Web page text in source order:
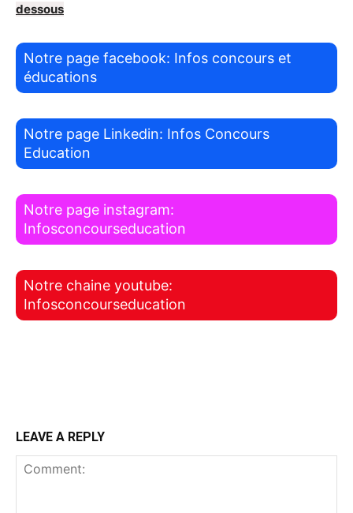
dessous
Notre page facebook: Infos concours et
éducations
Notre page Linkedin: Infos Concours
Education
Notre page instagram:
Infosconcourseducation
Notre chaine youtube:
Infosconcourseducation
LEAVE A REPLY